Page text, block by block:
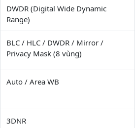
DWDR (Digital Wide Dynamic
Range)
BLC / HLC / DWDR / Mirror /
Privacy Mask (8 vùng)
Auto / Area WB
3DNR